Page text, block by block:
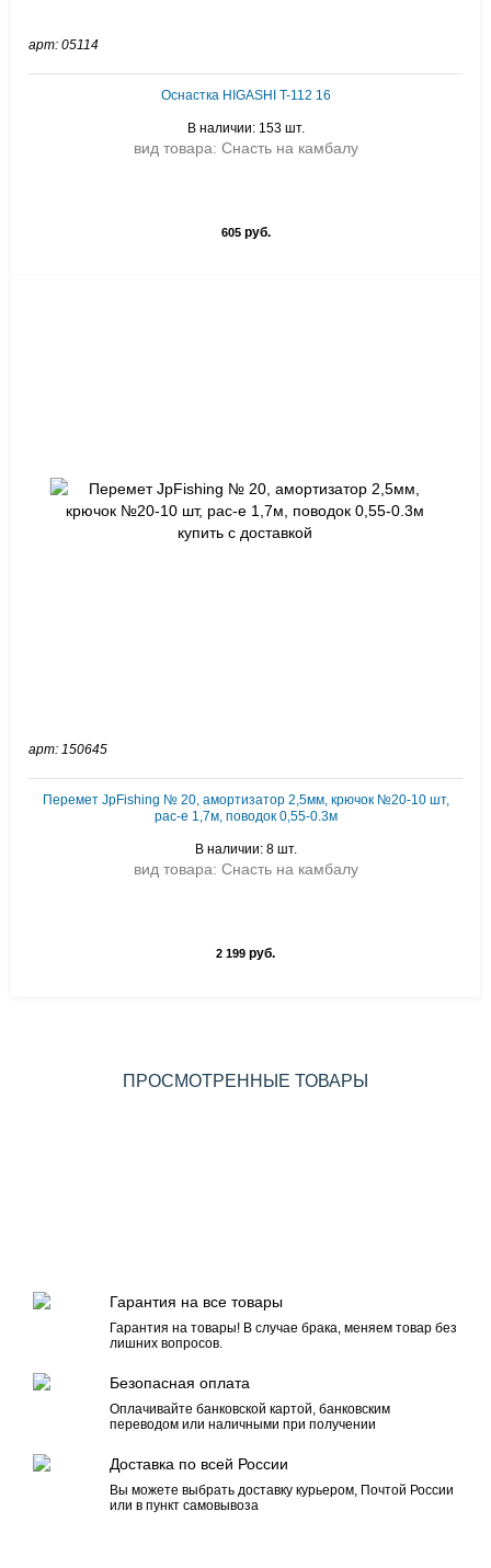
арт: 05114
Оснастка HIGASHI T-112 16
В наличии: 153 шт.
вид товара: Снасть на камбалу
605руб.
арт: 150645
Перемет JpFishing № 20, амортизатор 2,5мм, крючок №20-10 шт,
рас-е 1,7м, поводок 0,55-0.3м
В наличии: 8 шт.
вид товара: Снасть на камбалу
2 199 руб.
ПРОСМОТРЕННЫЕ ТОВАРЫ
Гарантия на все товары
Гарантия на товары! В случае брака, меняем товар без
лишних вопросов.
Безопасная оплата
Оплачивайте банковской картой, банковским
переводом или наличными при получении
Доставка по всей России
Вы можете выбрать доставку курьером, Почтой России
или в пункт самовывоза